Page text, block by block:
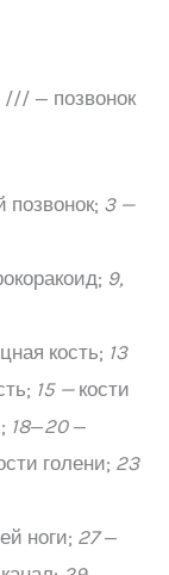
— позвонок
3 —
9,
кость; 13
15 —кости
18—20—
голени; 23
ноги; 27—